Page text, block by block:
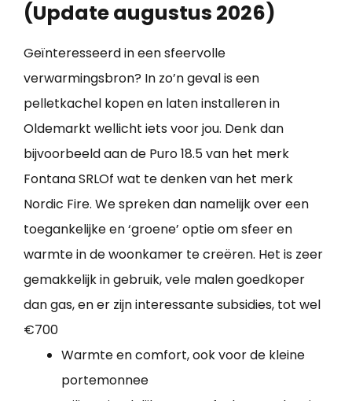
(Update augustus 2026)
Geïnteresseerd in een sfeervolle
verwarmingsbron? In zo’n geval is een
pelletkachel kopen en laten installeren in
Oldemarkt wellicht iets voor jou. Denk dan
bijvoorbeeld aan de Puro 18.5 van het merk
Fontana SRLOf wat te denken van het merk
Nordic Fire. We spreken dan namelijk over een
toegankelijke en ‘groene’ optie om sfeer en
warmte in de woonkamer te creëren. Het is zeer
gemakkelijk in gebruik, vele malen goedkoper
dan gas, en er zijn interessante subsidies, tot wel
€700
Warmte en comfort, ook voor de kleine
portemonnee